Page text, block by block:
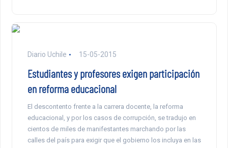
Diario Uchile 15-05-2015
Estudiantes y profesores exigen participación
en reforma educacional
El descontento frente a la carrera docente, la reforma
educacional, y por los casos de corrupción, se tradujo en
cientos de miles de manifestantes marchando por las
calles del país para exigir que el gobierno los incluya en las